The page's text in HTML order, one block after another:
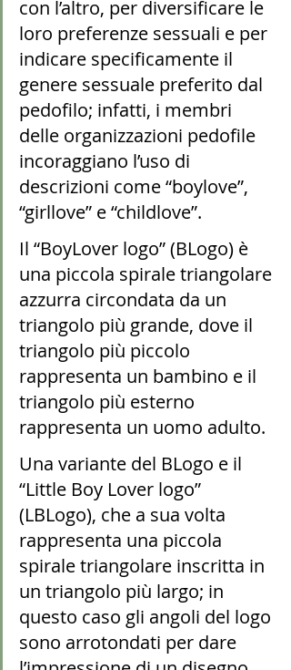
con l’altro, per diversificare le
loro preferenze sessuali e per
indicare specificamente il
genere sessuale preferito dal
pedofilo; infatti, i membri
delle organizzazioni pedofile
incoraggiano l’uso di
descrizioni come “boylove”,
“girllove” e “childlove”.
Il “BoyLover logo” (BLogo) è
una piccola spirale triangolare
azzurra circondata da un
triangolo più grande, dove il
triangolo più piccolo
rappresenta un bambino e il
triangolo più esterno
rappresenta un uomo adulto.
Una variante del BLogo e il
“Little Boy Lover logo”
(LBLogo), che a sua volta
rappresenta una piccola
spirale triangolare inscritta in
un triangolo più largo; in
questo caso gli angoli del logo
sono arrotondati per dare